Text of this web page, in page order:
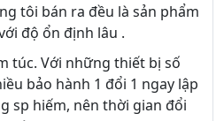
tôi bán ra đều là sản phẩm
độ ổn định lâu .
túc. Với những thiết bị số
bảo hành 1 đổi 1 ngay lập
sp hiếm, nên thời gian đổi